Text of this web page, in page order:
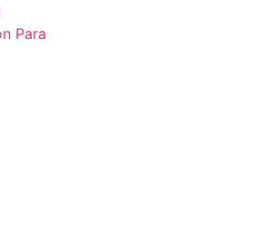
Para